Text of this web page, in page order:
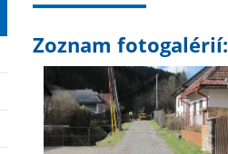
Zoznam fotogalérií: